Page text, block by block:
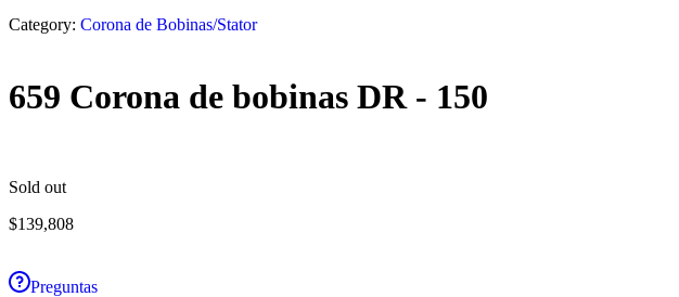
Category: Corona de Bobinas/Stator
659 Corona de bobinas DR - 150
Sold out
$139,808
Preguntas